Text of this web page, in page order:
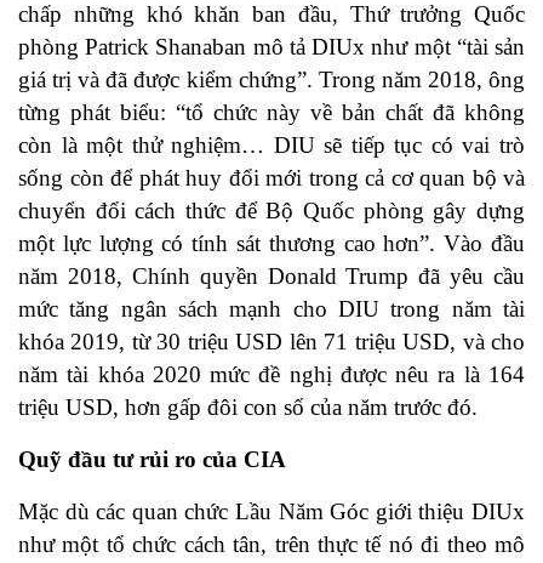
chấp những khó khăn ban đầu, Thứ trưởng Quốc
phòng Patrick Shanaban mô tả DIUx như một “tài sản
giá trị và đã được kiểm chứng”. Trong năm 2018, ông
từng phát biểu: “tổ chức này về bản chất đã không
còn là một thử nghiệm… DIU sẽ tiếp tục có vai trò
sống còn để phát huy đổi mới trong cả cơ quan bộ và
chuyển đổi cách thức để Bộ Quốc phòng gây dựng
một lực lượng có tính sát thương cao hơn”. Vào đầu
năm 2018, Chính quyền Donald Trump đã yêu cầu
mức tăng ngân sách mạnh cho DIU trong năm tài
khóa 2019, từ 30 triệu USD lên 71 triệu USD, và cho
năm tài khóa 2020 mức đề nghị được nêu ra là 164
triệu USD, hơn gấp đôi con số của năm trước đó.
Quỹ đầu tư rủi ro của CIA
Mặc dù các quan chức Lầu Năm Góc giới thiệu DIUx
như một tổ chức cách tân, trên thực tế nó đi theo mô